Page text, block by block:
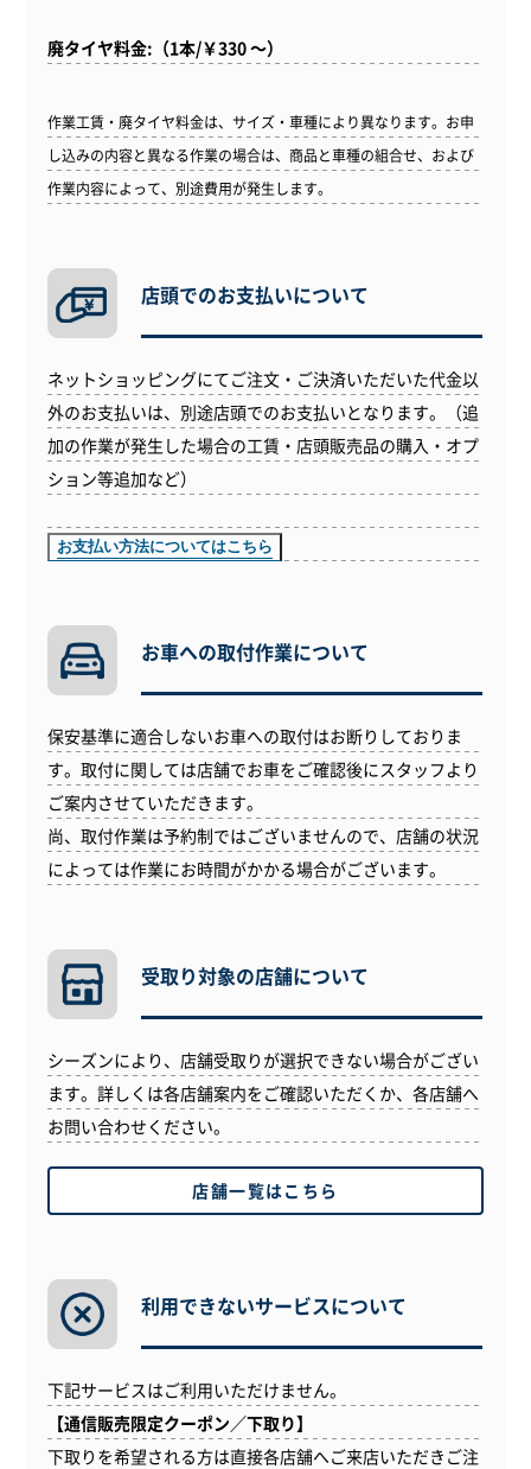
廃タイヤ料金:（1本/￥330 ～）
作業工賃・廃タイヤ料金は、サイズ・車種により異なります。お申
し込みの内容と異なる作業の場合は、商品と車種の組合せ、および
作業内容によって、別途費用が発生します。
店頭でのお支払いについて
ネットショッピングにてご注文・ご決済いただいた代金以
外のお支払いは、別途店頭でのお支払いとなります。（追
加の作業が発生した場合の工賃・店頭販売品の購入・オプ
ション等追加など）
お支払い方法についてはこちら
お車への取付作業について
保安基準に適合しないお車への取付はお断りしておりま
す。取付に関しては店舗でお車をご確認後にスタッフより
ご案内させていただきます。
尚、取付作業は予約制ではございませんので、店舗の状況
によっては作業にお時間がかかる場合がございます。
受取り対象の店舗について
シーズンにより、店舗受取りが選択できない場合がござい
ます。詳しくは各店舗案内をご確認いただくか、各店舗へ
お問い合わせください。
店舗一覧はこちら
利用できないサービスについて
下記サービスはご利用いただけません。
【通信販売限定クーポン／下取り】
下取りを希望される方は直接各店舗へご来店いただきご注